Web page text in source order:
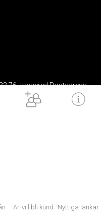
76 Jonsered Postadress:
Är-vill bli kund Nyttiga länkar